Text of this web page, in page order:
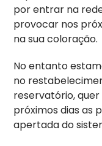
por entrar na
provocar nos
na sua coloração.
No entanto
no
reservatório,
próximos dias as
apertada do